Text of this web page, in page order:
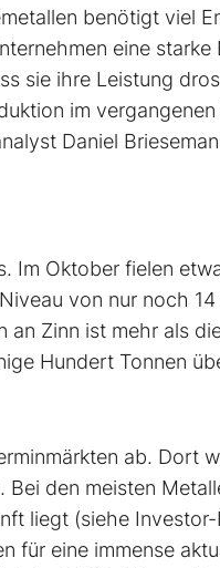
benötigt viel
eine
sie ihre Leistung
im
Daniel
Im Oktober fielen
von nur noch
an Zinn ist mehr als
Hundert Tonnen
ab. Dort
den meisten
liegt (siehe
für eine immense